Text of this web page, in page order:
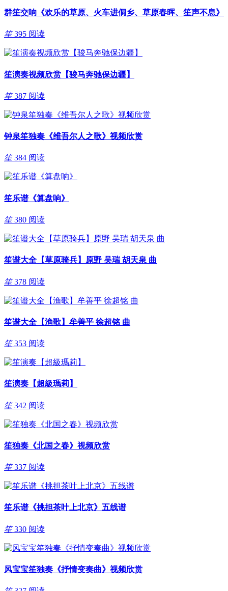
群笙交响《欢乐的草原、火车进侗乡、草原春晖、笙声不息》
笙 395 阅读
笙演奏视频欣赏【骏马奔驰保边疆】
笙 387 阅读
钟泉笙独奏《维吾尔人之歌》视频欣赏
笙 384 阅读
笙乐谱《算盘响》
笙 380 阅读
笙谱大全【草原骑兵】原野 吴瑞 胡天泉 曲
笙 378 阅读
笙谱大全【渔歌】牟善平 徐超铭 曲
笙 353 阅读
笙演奏【超級瑪莉】
笙 342 阅读
笙独奏《北国之春》视频欣赏
笙 337 阅读
笙乐谱《挑担茶叶上北京》五线谱
笙 330 阅读
风宝宝笙独奏《抒情变奏曲》视频欣赏